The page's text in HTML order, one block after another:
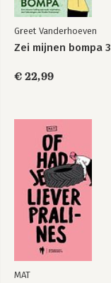
Greet Vanderhoeven
Zei mijnen bompa 3
€ 22,99
MAT